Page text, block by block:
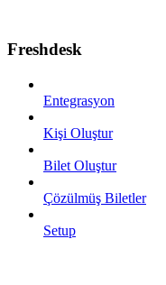
Freshdesk
Entegrasyon
Kişi Oluştur
Bilet Oluştur
Çözülmüş Biletler
Setup